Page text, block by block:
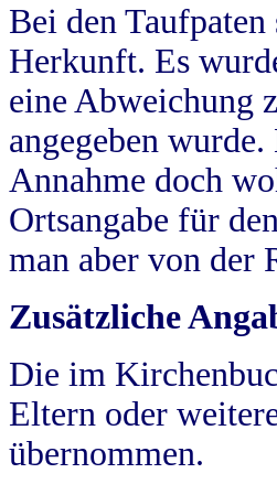
Bei den
Herkunft. Es
eine Abweichung
angegeben
Annahme doch
Ortsangabe für
man aber von der
Zusätzliche
Die im
Eltern oder
übernommen.